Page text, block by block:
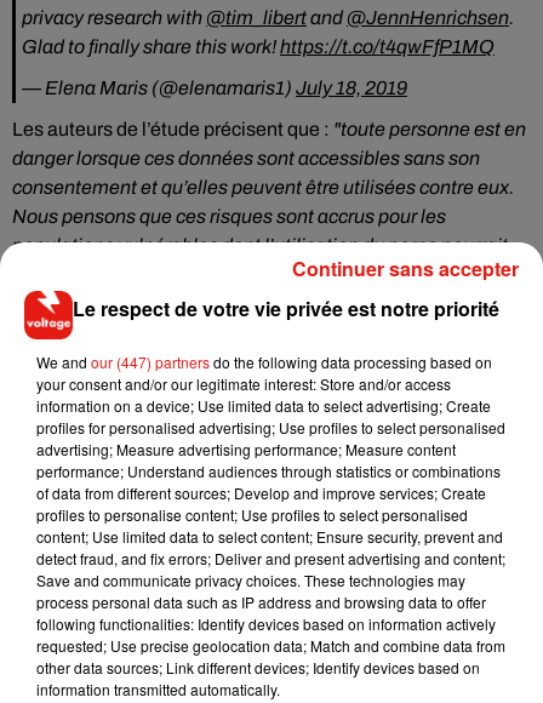
privacy research with @tim_libertand @JennHenrichsen.
Glad to finally share this work!https://t.co/t4qwFfP1MQ
— Elena Maris (@elenamaris1) July 18, 2019
Les auteurs de l’étude précisent que : "toute personne est en
danger lorsque ces données sont accessibles sans son
consentement et qu’elles peuvent être utilisées contre eux.
Nous pensons que ces risques sont accrus pour les
populations vulnérables dont l’utilisation du porno pourrait
être qualifiée de contraire à leur vie publique". Si 89% des
sites récupèrent ces données de matière détournée grâce à
des trackers dissimulés dans le code source du site en
question, la majorité des internautes ne souhaitent pas
recevoir de publicités en lien avec leurs préférences
sexuelles et leurs habitudes de consommation de contenu
porno, surtout lorsque ces données sont récoltées sans leur
consentement. En somme, si vous pensiez pouvoir naviguer
librement et sans tabou sur les sites porno, vous allez
désormais tourner 7 fois votre doigt au-dessus de votre
souris avant de cliquer sur "lecture".
Musique
Le respect de votre vie privée est notre priorité
We and our (447) partnersdo the following data processing based on
your consent and/or our legitimate interest: Store and/or access
information on a device; Use limited data to select advertising; Create
profiles for personalised advertising; Use profiles to select personalised
advertising; Measure advertising performance; Measure content
performance; Understand audiences through statistics or combinations
of data from different sources; Develop and improve services; Create
profiles to personalise content; Use profiles to select personalised
content; Use limited data to select content; Ensure security, prevent and
detect fraud, and fix errors; Deliver and present advertising and content;
Save and communicate privacy choices. These technologies may
process personal data such as IP address and browsing data to offer
following functionalities: Identify devices based on information actively
requested; Use precise geolocation data; Match and combine data from
other data sources; Link different devices; Identify devices based on
information transmitted automatically.
Continuer sans accepter